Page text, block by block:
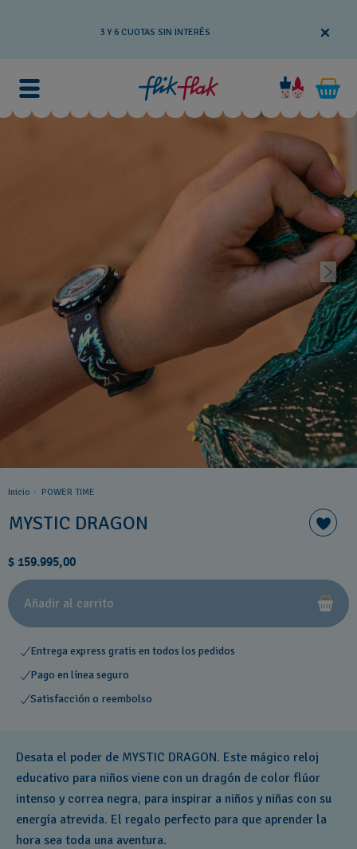
3 Y 6 CUOTAS SIN INTERÉS
Inicio POWER TIME
MYSTIC DRAGON
$ 159.995,00
Añadir al carrito
Entrega express gratis en todos los pedidos
Pago en línea seguro
Satisfacción o reembolso
Desata el poder de MYSTIC DRAGON. Este mágico reloj
educativo para niños viene con un dragón de color flúor
intenso y correa negra, para inspirar a niños y niñas con su
energía atrevida. El regalo perfecto para que aprender la
hora sea toda una aventura.